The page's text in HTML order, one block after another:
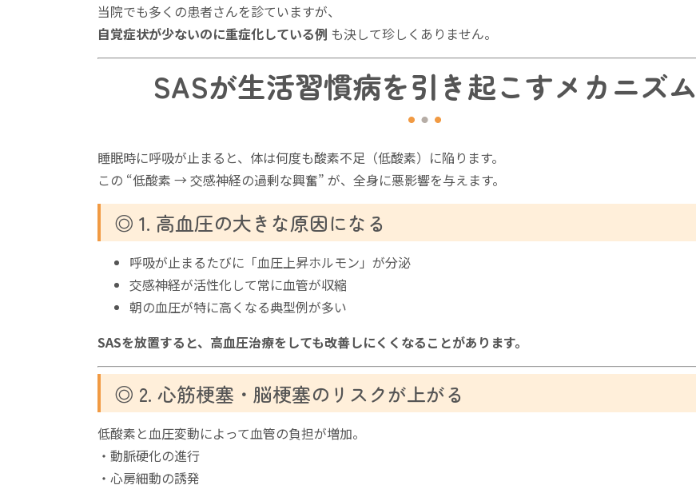
当院でも多くの患者さんを診ていますが、
自覚症状が少ないのに重症化している例 も決して珍しくありません。
SASが生活習慣病を引き起こすメカニズム
睡眠時に呼吸が止まると、体は何度も酸素不足（低酸素）に陥ります。
この “低酸素 → 交感神経の過剰な興奮” が、全身に悪影響を与えます。
◎ 1. 高血圧の大きな原因になる
呼吸が止まるたびに「血圧上昇ホルモン」が分泌
交感神経が活性化して常に血管が収縮
朝の血圧が特に高くなる典型例が多い
SASを放置すると、高血圧治療をしても改善しにくくなることがあります。
◎ 2. 心筋梗塞・脳梗塞のリスクが上がる
低酸素と血圧変動によって血管の負担が増加。
・動脈硬化の進行
・心房細動の誘発